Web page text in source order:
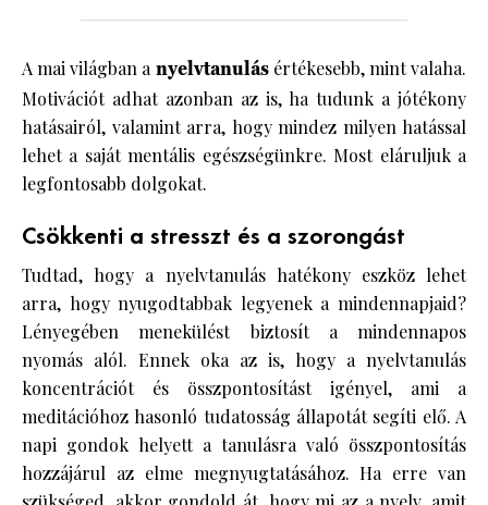
A mai világban anyelvtanulásértékesebb, mint valaha.
Motivációt adhat azonban az is, ha tudunk a jótékony
hatásairól, valamint arra, hogy mindez milyen hatással
lehet a saját mentális egészségünkre. Most eláruljuk a
legfontosabb dolgokat.
Csökkenti a stresszt és a szorongást
Tudtad, hogy a nyelvtanulás hatékony eszköz lehet
arra, hogy nyugodtabbak legyenek a mindennapjaid?
Lényegében menekülést biztosít a mindennapos
nyomás alól. Ennek oka az is, hogy a nyelvtanulás
koncentrációt és összpontosítást igényel, ami a
meditációhoz hasonló tudatosság állapotát segíti elő. A
napi gondok helyett a tanulásra való összpontosítás
hozzájárul az elme megnyugtatásához. Ha erre van